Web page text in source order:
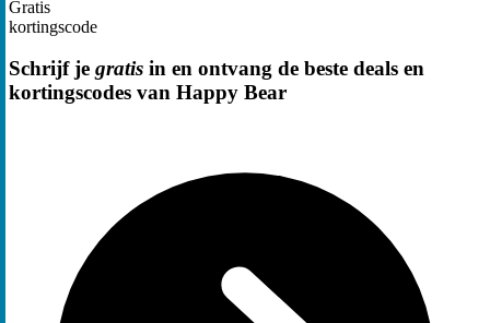
Gratis
kortingscode
Schrijf je gratis in en ontvang de beste deals en
kortingscodes van Happy Bear